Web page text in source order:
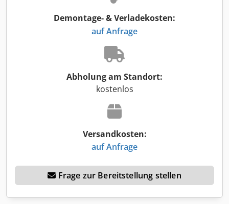
Demontage- & Verladekosten:
auf Anfrage
Abholung am Standort:
kostenlos
Versandkosten:
auf Anfrage
Frage zur Bereitstellung stellen